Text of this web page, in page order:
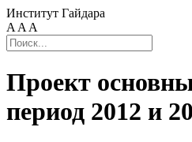
Институт Гайдара
A A A
Проект
период 2012 и